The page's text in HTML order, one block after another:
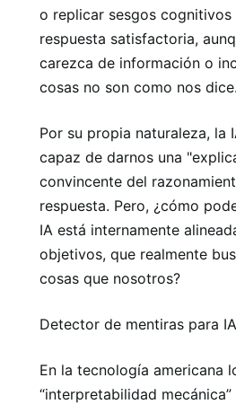
o replicar sesgos cognitivos
respuesta satisfactoria,
carezca de información o
cosas no son como nos dice.
Por su propia naturaleza, la
capaz de darnos una
convincente del
respuesta. Pero, ¿cómo
IA está internamente
objetivos, que realmente
cosas que nosotros?
Detector de mentiras para IA
En la tecnología americana
“interpretabilidad